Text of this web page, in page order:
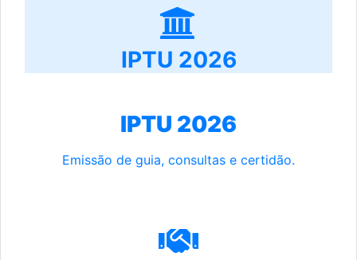
IPTU 2026
IPTU 2026
Emissão de guia, consultas e certidão.